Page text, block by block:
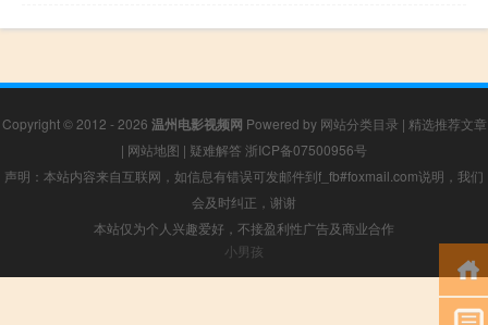
Copyright © 2012 - 2026 温州电影视频网 Powered by 网站分类目录 | 精选推荐文章
| 网站地图 | 疑难解答 浙ICP备07500956号
声明：本站内容来自互联网，如信息有错误可发邮件到f_fb#foxmail.com说明，我们
会及时纠正，谢谢
本站仅为个人兴趣爱好，不接盈利性广告及商业合作
小男孩